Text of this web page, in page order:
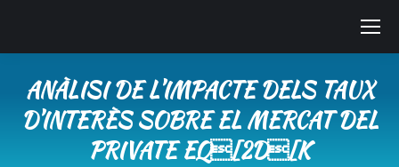
ANÀLISI DE L’IMPACTE DELS TAUX
D’INTERÈS SOBRE EL MERCAT DEL
PRIVATE EQ[2D[K